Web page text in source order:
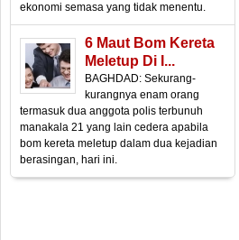
ekonomi semasa yang tidak menentu.
6 Maut Bom Kereta
Meletup Di I...
BAGHDAD: Sekurang-
kurangnya enam orang
termasuk dua anggota polis terbunuh
manakala 21 yang lain cedera apabila
bom kereta meletup dalam dua kejadian
berasingan, hari ini.